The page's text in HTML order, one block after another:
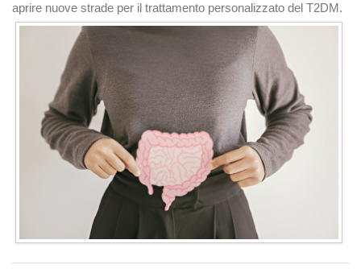
aprire nuove strade per il trattamento personalizzato del T2DM.